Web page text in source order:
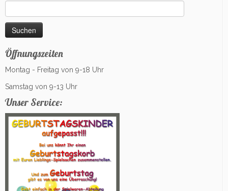
nach:
Öffnungszeiten
Montag - Freitag von 9-18 Uhr
Samstag von 9-13 Uhr
Unser Service: